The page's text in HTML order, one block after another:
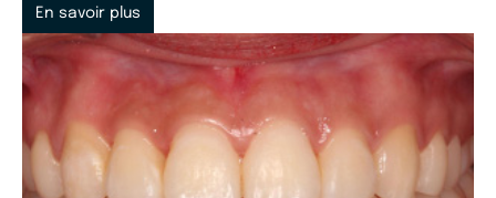
En savoir plus